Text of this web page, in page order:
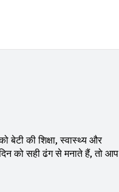
बेटी की शिक्षा, स्वास्थ्य और
को सही ढंग से मनाते हैं, तो आप